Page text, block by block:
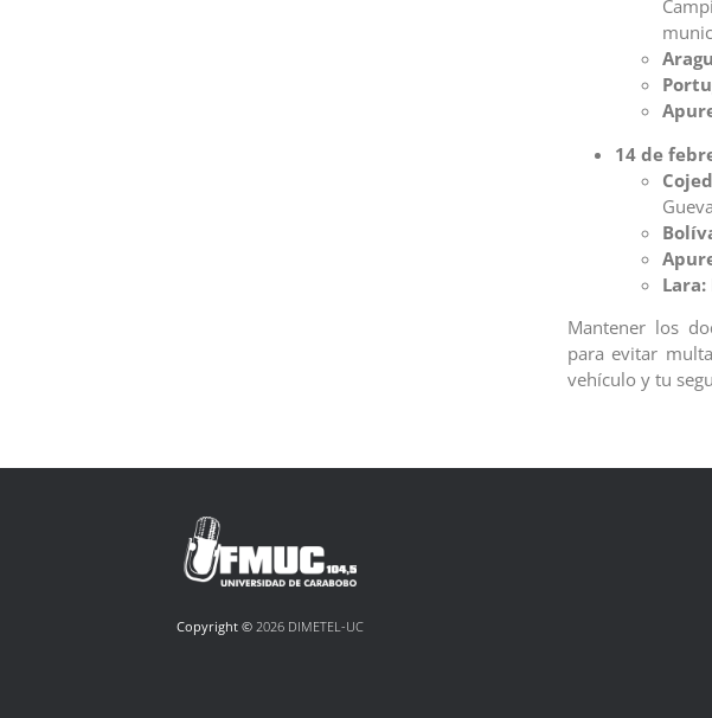
14 de
Lara:
Mantener los
para evitar
vehículo y tu
Copyright ©2026 DIMETEL-UC